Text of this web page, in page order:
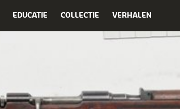
EDUCATIE COLLECTIE VERHALEN